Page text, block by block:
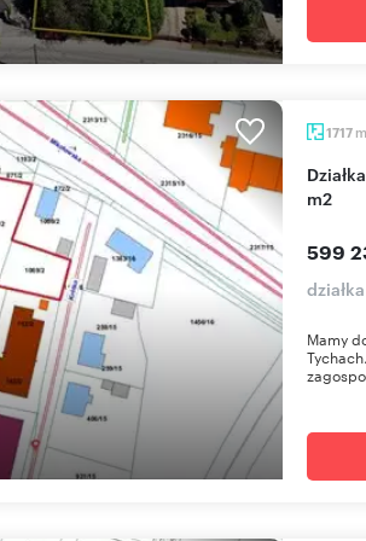
1717 m
Działka pod warsztat z mediami, pozwolenie, 1717
m2
599
Mamy